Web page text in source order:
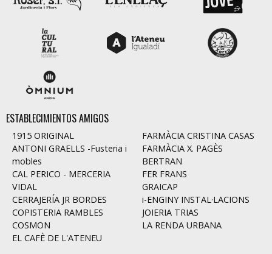
ESTABLECIMIENTOS AMIGOS
1915 ORIGINAL
ANTONI GRAELLS -Fusteria i
mobles
CAL PERICO - MERCERIA
VIDAL
CERRAJERÍA JR BORDES
COPISTERIA RAMBLES
COSMON
EL CAFÈ DE L'ATENEU
FARMÀCIA CRISTINA CASAS
FARMÀCIA X. PAGÈS
BERTRAN
FER FRANS
GRAICAP
i-ENGINY INSTAL·LACIONS
JOIERIA TRIAS
LA RENDA URBANA